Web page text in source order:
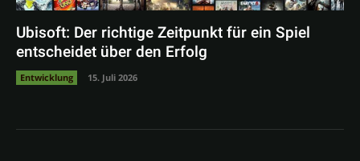
Ubisoft: Der richtige Zeitpunkt für ein Spiel
entscheidet über den Erfolg
Entwicklung 15. Juli 2026